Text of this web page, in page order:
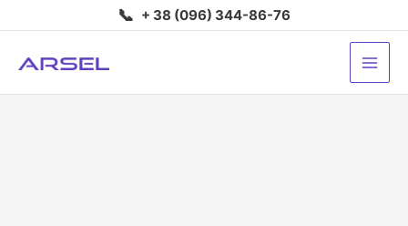
до
вмісту
📞 + 38 (096) 344-86-76